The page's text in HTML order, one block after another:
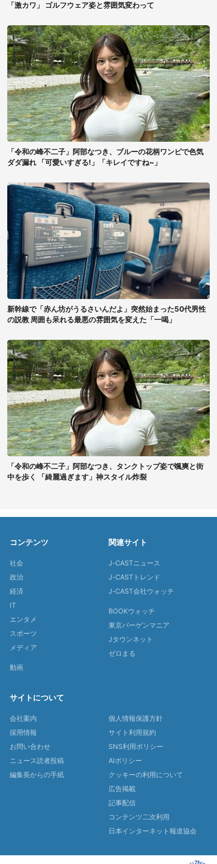
「激カワ」 ゴルフウェア姿と雰囲気変わって
「令和の峰不二子」阿部なつき、ブルーの花柄ワンピで色気
ダダ漏れ 「可愛いすぎる!」「キレイですね~」
新幹線で「赤ん坊がうるさいんだよ」突然始まった50代男性
の説教 周囲も呆れる最悪の雰囲気を変えた「一喝」
「令和の峰不二子」阿部なつき、タンクトップ姿で颯爽と街
中を歩く 「綺麗過ぎます」神スタイル炸裂
コンテンツ
社会
政治
経済
IT
エンタメ
スポーツ
メディア
動画
関連サイト
J-CASTニュース
J-CASTトレンド
J-CAST会社ウォッチ
BOOKウォッチ
東京バーゲンマニア
Jタウンネット
ゼロまる
サイトについて
会社案内
採用情報
お問い合わせ
ニュース読者投稿
編集長からの手紙
個人情報保護方針
サイト利用規約
SNS利用ポリシー
AIポリシー
クッキーの利用について
広告掲載
記事配信
コンテンツ二次利用
日本インターネット報道協会